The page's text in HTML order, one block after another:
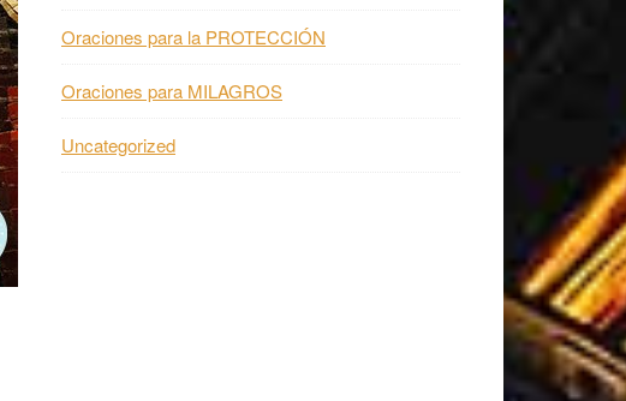
Oraciones para la PROTECCIÓN
Oraciones para MILAGROS
Uncategorized